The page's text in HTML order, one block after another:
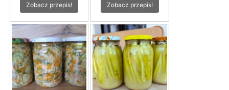
Zobacz przepis! Zobacz przepis!